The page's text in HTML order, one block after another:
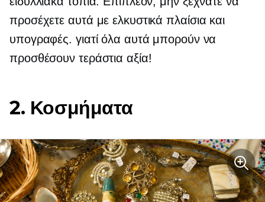
προσέχετε αυτά με ελκυστικά πλαίσια και
υπογραφές. γιατί όλα αυτά μπορούν να
προσθέσουν τεράστια αξία!
2. Κοσμήματα